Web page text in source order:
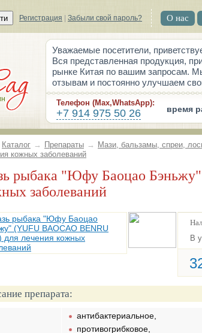
Регистрация Забыли свой пароль? О нас
Уважаемые посетители,
Вся представленная продукция,
рынке Китая по вашим запросам.
отзывам и постоянно улучшаем
Телефон (Max,WhatsApp):
+7 914 975 50 26 время
Каталог → Препараты → Мази, бальзамы, спреи,
кожных заболеваний
заболеваний
В
препарата:
антибактериальное,
противогрибковое,